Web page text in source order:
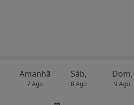
Amanhã
7 Ago
Sáb,
8 Ago
Dom,
9 Ago